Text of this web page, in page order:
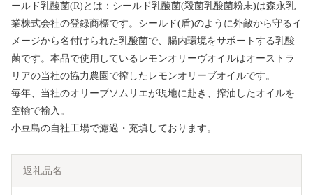
ールド乳酸菌(R)とは：シールド乳酸菌(殺菌乳酸菌粉末)は森永乳
業株式会社の登録商標です。シールド(盾)のように外敵から守るイ
メージから名付けられた乳酸菌で、腸内環境をサポートする乳酸
菌です。本品で使用しているレモンオリーヴオイルはオーストラ
リアの当社の協力農園で搾したレモンオリーブオイルです。
毎年、当社のオリーブソムリエが現地に赴き、搾油したオイルを
空輸で輸入。
小豆島の自社工場で濾過・充填しております。
返礼品名